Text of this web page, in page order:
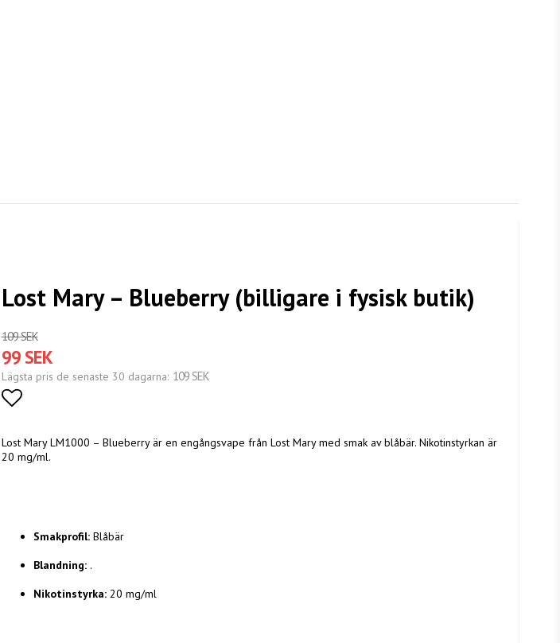
Lost Mary – Blueberry (billigare i fysisk butik)
109 SEK
99 SEK
Lägsta pris de senaste 30 dagarna 109 SEK
Lost Mary LM1000 – Blueberry är en engångsvape från Lost Mary med smak av blåbär. Nikotinstyrkan är
20 mg/ml.
Smakprofil: Blåbär
Blandning: .
Nikotinstyrka: 20 mg/ml